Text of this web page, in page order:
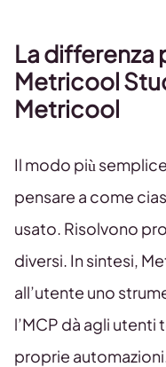
La differenza
Metricool
Metricool
Il modo più
pensare a come
usato. Risolvono
diversi. In sintesi,
all’utente uno
l’MCP dà agli
proprie